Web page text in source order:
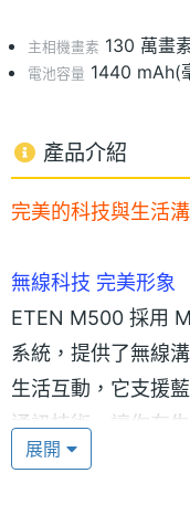
主相機畫素 130 萬畫
電池容量 1440 mAh(
產品介紹
完美的科技與生活
無線科技 完美形象
ETEN M500 採用
系統，提供了無線
生活互動，它支援
通訊技術，讓你在
此之外，M500 要
展開